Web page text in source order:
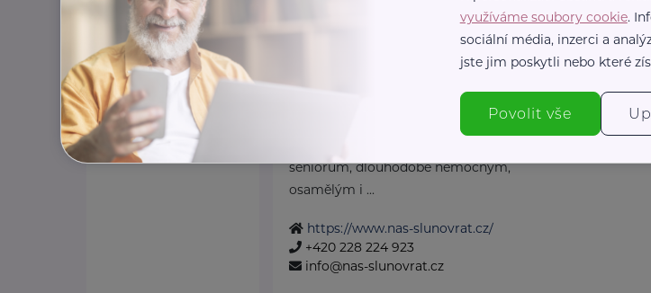
Institut zdravotně-sociálních
Náš Slunovrat poskytuje služby komplexní
seniorům, dlouhodobě nemocným,
osamělým i ...
https://www.nas-slunovrat.cz/
+420 228 224 923
info@nas-slunovrat.cz
využíváme soubory cookie.
sociální média, inzerci a
jste jim poskytli nebo které
Povolit vše